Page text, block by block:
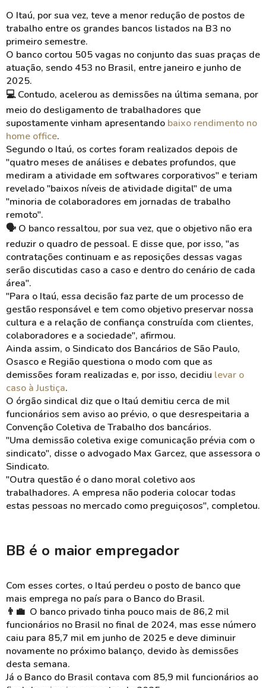
O Itaú, por sua vez, teve a menor redução de postos de
trabalho entre os grandes bancos listados na B3 no
primeiro semestre.
O banco cortou 505 vagas no conjunto das suas praças de
atuação, sendo 453 no Brasil, entre janeiro e junho de
2025.
💻 Contudo, acelerou as demissões na última semana, por
meio do desligamento de trabalhadores que
supostamente vinham apresentando baixo rendimento no
home office.
Segundo o Itaú, os cortes foram realizados depois de
"quatro meses de análises e debates profundos, que
mediram a atividade em softwares corporativos" e teriam
revelado "baixos níveis de atividade digital" de uma
"minoria de colaboradores em jornadas de trabalho
remoto".
🗣 O banco ressaltou, por sua vez, que o objetivo não era
reduzir o quadro de pessoal. E disse que, por isso, "as
contratações continuam e as reposições dessas vagas
serão discutidas caso a caso e dentro do cenário de cada
área".
"Para o Itaú, essa decisão faz parte de um processo de
gestão responsável e tem como objetivo preservar nossa
cultura e a relação de confiança construída com clientes,
colaboradores e a sociedade", afirmou.
Ainda assim, o Sindicato dos Bancários de São Paulo,
Osasco e Região questiona o modo com que as
demissões foram realizadas e, por isso, decidiu levar o
caso à Justiça.
O órgão sindical diz que o Itaú demitiu cerca de mil
funcionários sem aviso ao prévio, o que desrespeitaria a
Convenção Coletiva de Trabalho dos bancários.
"Uma demissão coletiva exige comunicação prévia com o
sindicato", disse o advogado Max Garcez, que assessora o
Sindicato.
"Outra questão é o dano moral coletivo aos
trabalhadores. A empresa não poderia colocar todas
estas pessoas no mercado como preguiçosos", completou.
BB é o maior empregador
Com esses cortes, o Itaú perdeu o posto de banco que
mais emprega no país para o Banco do Brasil.
👨‍💼 O banco privado tinha pouco mais de 86,2 mil
funcionários no Brasil no final de 2024, mas esse número
caiu para 85,7 mil em junho de 2025 e deve diminuir
novamente no próximo balanço, devido às demissões
desta semana.
Já o Banco do Brasil contava com 85,9 mil funcionários ao